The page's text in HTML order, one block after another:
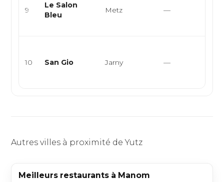
9
Le Salon
Bleu
Metz —
10 San Gio Jarny —
Autres villes à proximité de Yutz
Meilleurs restaurants à Manom